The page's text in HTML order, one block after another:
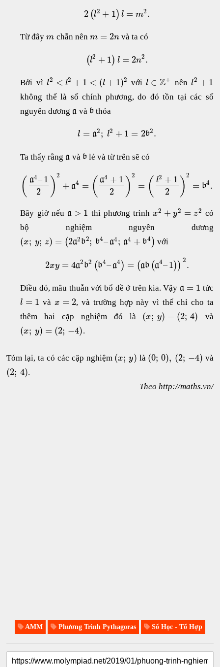
2 (l2 + 1) l = m2.
Từ đâym chẵn nên m = 2nvà ta có
(l2 + 1) l = 2n2 .
Bởi vìl2 < l2 + 1 < (l + 1)2 vớil ∈ Z+ nênl2 + 1
không thể là số chính phương, do đó tồn tại các số
nguyên dương a và b thỏa
l = a2; l2 + 1 = 2b2.
Ta thấy rằng a và b lẻ và từ trên sẽ có
( a4–1
2
)2
+ a4 = ( a4 + 1
2
) 2
= ( l2 + 1
2
)2
= b4.
Bây giờ nếu a > 1 thì phương trìnhx2 + y2 = z2 có
bộ nghiệm nguyên dương
(x; y; z) = (2a2b2; b4– a4; a4 + b4 ) với
2xy = 4a2b2 (b4– a4 ) = (ab (a4–1)) 2 .
Điều đó, mâu thuẫn với bổ đề ở trên kia. Vậy a = 1 tức
l = 1 và x = 2, và trường hợp này vì thế chỉ cho ta
thêm hai cặp nghiệm đó là (x; y) = (2; 4) và
(x; y) = (2; −4).
Tóm lại, ta có các cặp nghiệm (x; y) là (0; 0), (2; −4) và
(2; 4).
Theo http://maths.vn/
AMM Phương Trình Pythagoras Số Học - Tổ Hợp